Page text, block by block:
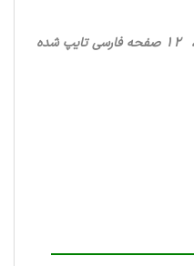
، کلیه گرایش ها، مدیریت تکنولوژی، 12 صفحه فارسی تایپ شده